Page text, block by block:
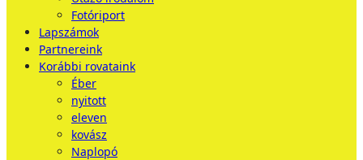
Fotóriport
Lapszámok
Partnereink
Korábbi rovataink
Éber
nyitott
eleven
kovász
Naplopó